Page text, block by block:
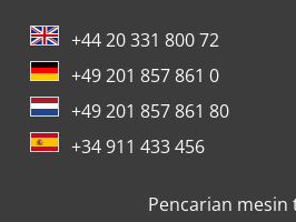
+44 20 331 800 72
+49 201 857 861 0
+49 201 857 861 80
+34 911 433 456
Pencarian mesin